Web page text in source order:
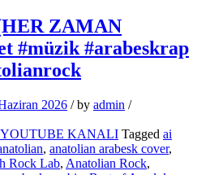
Pop
Rap
2026
#trap
ZAMAN
#müzik #arabeskrap
2026 /by admin /
KANALI Tagged ai
, anatolian arabesk cover,
Rock Lab, Anatolian Rock,